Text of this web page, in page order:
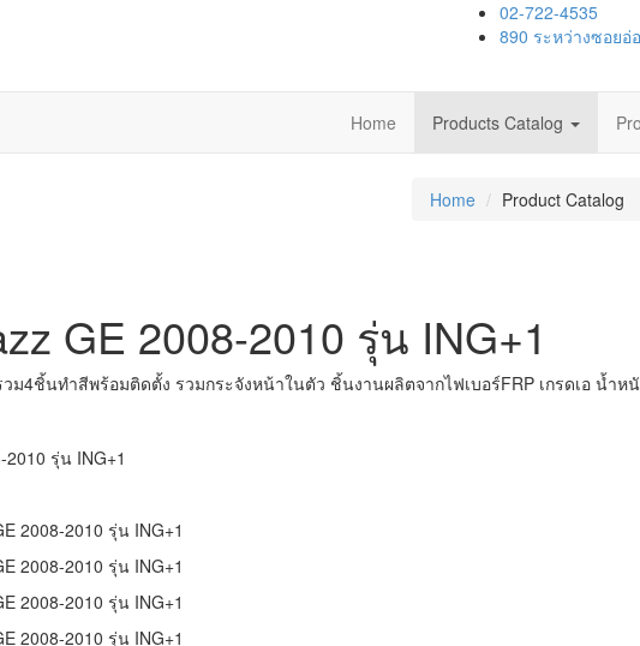
02-722-4535
890 ระหว่างซอย
Home Products Catalog
Home Product Catalog
GE 2008-2010 รุ่น ING+1
ม4ชิ้นทำสีพร้อมติดตั้ง รวมกระจังหน้าในตัว ชิ้นงานผลิตจากไฟเบอร์FRP เกรดเอ น้ำหนั